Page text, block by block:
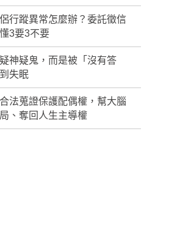
行蹤異常怎麼辦？委託徵信
3要3不要
神疑鬼，而是被「沒有答
失眠
法蒐證保護配偶權，幫大腦
、奪回人生主導權